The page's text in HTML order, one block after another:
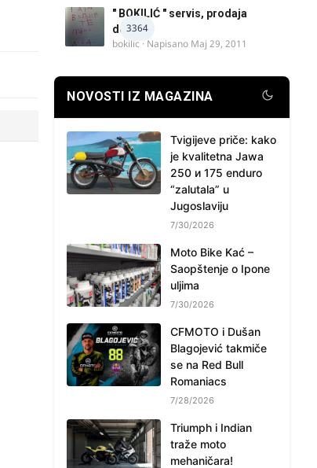
3364
" BOKILIĆ " servis, prodaja
delova
bokilic · Napisano Maj 29, 2011
NOVOSTI IZ MAGAZINA
Tvigijeve priče: kako
je kvalitetna Jawa
250 и 175 enduro
“zalutala” u
Jugoslaviju
7/30/2026
Moto Bike Kać –
Saopštenje o Ipone
uljima
7/30/2026
CFMOTO i Dušan
Blagojević takmiče
se na Red Bull
Romaniacs
7/28/2026
Triumph i Indian
traže moto
mehaničara!